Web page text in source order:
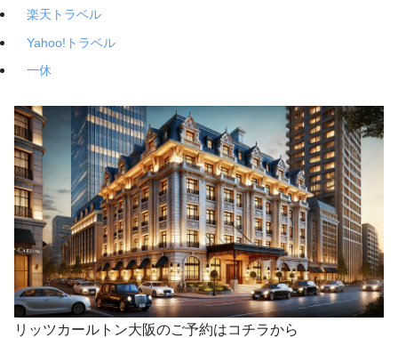
楽天トラベル
Yahoo!トラベル
一休
リッツカールトン大阪のご予約はコチラから